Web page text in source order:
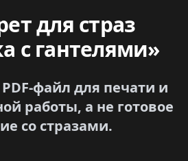
для страз
с гантелями»
файл для печати и
работы, а не готовое
со стразами.